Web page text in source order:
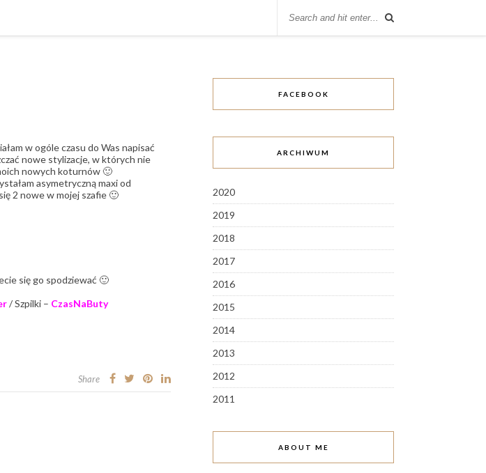
w ogóle czasu do Was napisać
nowe stylizacje, w których nie
nowych koturnów 🙂
asymetryczną maxi od
2 nowe w mojej szafie 🙂
się go spodziewać 🙂
/ Szpilki – CzasNaButy
Share
FACEBOOK
ARCHIWUM
2020
2019
2018
2017
2016
2015
2014
2013
2012
2011
ABOUT ME